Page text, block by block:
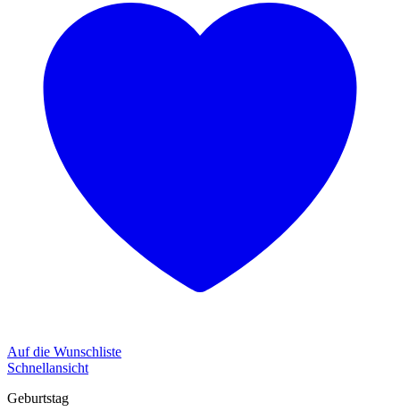
Auf die Wunschliste
Schnellansicht
Geburtstag